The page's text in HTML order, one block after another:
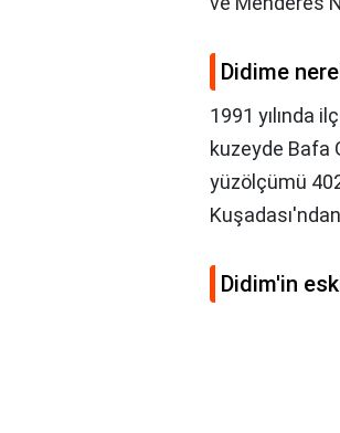
Didime
1991 yılında
kuzeyde Bafa
yüzölçümü
Didim'in